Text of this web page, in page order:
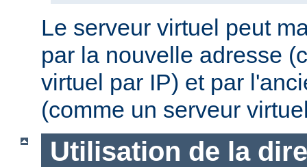
Le serveur virtuel peut
par la nouvelle adresse
virtuel par IP) et par
(comme un serveur
Utilisation de la